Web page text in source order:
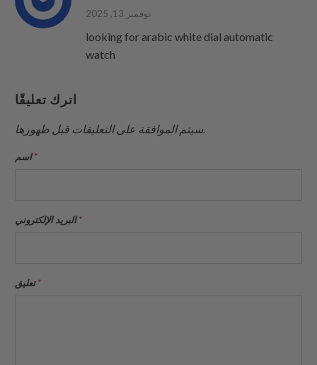
نوفمبر 13, 2025
looking for arabic white dial automatic
watch
اترك تعليقًا
سيتم الموافقة على التعليقات قبل ظهورها.
اسم*
البريد الإلكتروني*
تعليق*